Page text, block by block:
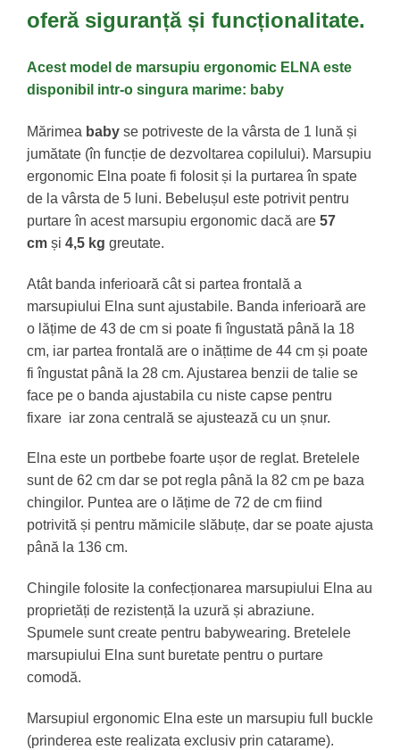
oferă siguranțăși funcționalitate.
Acest model de marsupiu ergonomic ELNA este
disponibil intr-o singura marime: baby
Mărimea baby se potriveste de la vârsta de 1 lună și
jumătate (în funcție de dezvoltarea copilului). Marsupiu
ergonomic Elna poate fi folosit și la purtarea în spate
de la vârsta de 5 luni. Bebelușul este potrivit pentru
purtare în acest marsupiu ergonomic dacă are 57
cm și 4,5 kg greutate.
Atât banda inferioară cât si partea frontală a
marsupiului Elna sunt ajustabile. Banda inferioară are
o lățime de 43 de cm si poate fi îngustată până la 18
cm, iar partea frontală are o inățtime de 44 cm și poate
fi îngustat până la 28 cm. Ajustarea benzii de talie se
face pe o banda ajustabila cu niste capse pentru
fixare iar zona centrală se ajustează cu un șnur.
Elna este un portbebe foarte ușor de reglat. Bretelele
sunt de 62 cm dar se pot regla până la 82 cm pe baza
chingilor. Puntea are o lățime de 72 de cm fiind
potrivită și pentru mămicile slăbuțe, dar se poate ajusta
până la 136 cm.
Chingile folosite la confecționarea marsupiului Elna au
proprietăți de rezistență la uzură și abraziune.
Spumele sunt create pentru babywearing. Bretelele
marsupiului Elna sunt buretate pentru o purtare
comodă.
Marsupiul ergonomic Elna este un marsupiu full buckle
(prinderea este realizata exclusiv prin catarame).